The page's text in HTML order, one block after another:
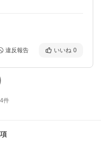
違反報告 いいね 0
4件